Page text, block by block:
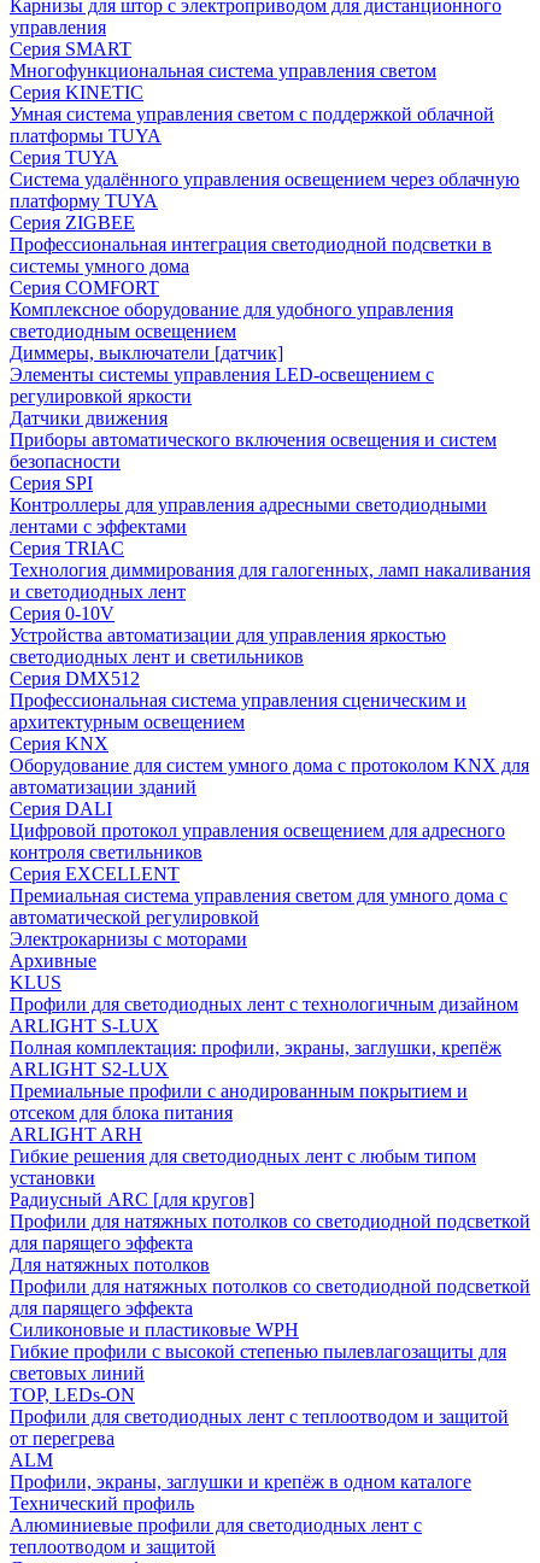
Карнизы для штор с электроприводом для дистанционного
управления
Серия SMART
Многофункциональная система управления светом
Серия KINETIC
Умная система управления светом с поддержкой облачной
платформы TUYA
Серия TUYA
Система удалённого управления освещением через облачную
платформу TUYA
Серия ZIGBEE
Профессиональная интеграция светодиодной подсветки в
системы умного дома
Серия COMFORT
Комплексное оборудование для удобного управления
светодиодным освещением
Диммеры, выключатели [датчик]
Элементы системы управления LED-освещением с
регулировкой яркости
Датчики движения
Приборы автоматического включения освещения и систем
безопасности
Серия SPI
Контроллеры для управления адресными светодиодными
лентами с эффектами
Серия TRIAC
Технология диммирования для галогенных, ламп накаливания
и светодиодных лент
Серия 0-10V
Устройства автоматизации для управления яркостью
светодиодных лент и светильников
Серия DMX512
Профессиональная система управления сценическим и
архитектурным освещением
Серия KNX
Оборудование для систем умного дома с протоколом KNX для
автоматизации зданий
Серия DALI
Цифровой протокол управления освещением для адресного
контроля светильников
Серия EXCELLENT
Премиальная система управления светом для умного дома с
автоматической регулировкой
Электрокарнизы с моторами
Архивные
KLUS
Профили для светодиодных лент с технологичным дизайном
ARLIGHT S-LUX
Полная комплектация: профили, экраны, заглушки, крепёж
ARLIGHT S2-LUX
Премиальные профили с анодированным покрытием и
отсеком для блока питания
ARLIGHT ARH
Гибкие решения для светодиодных лент с любым типом
установки
Радиусный ARC [для кругов]
Профили для натяжных потолков со светодиодной подсветкой
для парящего эффекта
Для натяжных потолков
Профили для натяжных потолков со светодиодной подсветкой
для парящего эффекта
Силиконовые и пластиковые WPH
Гибкие профили с высокой степенью пылевлагозащиты для
световых линий
TOP, LEDs-ON
Профили для светодиодных лент с теплоотводом и защитой
от перегрева
ALM
Профили, экраны, заглушки и крепёж в одном каталоге
Технический профиль
Алюминиевые профили для светодиодных лент с
теплоотводом и защитой